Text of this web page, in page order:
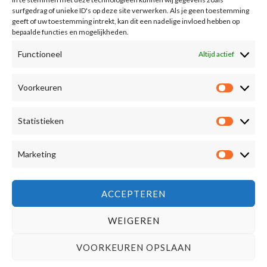
surfgedrag of unieke ID's op deze site verwerken. Als je geen toestemming
geeft of uw toestemming intrekt, kan dit een nadelige invloed hebben op
bepaalde functies en mogelijkheden.
Functioneel Altijd actief
Voorkeuren
Statistieken
Marketing
ACCEPTEREN
WEIGEREN
VOORKEUREN OPSLAAN
m
Algemene voorwaarden-Privacybeleid-Cookiebeleid
Contacteer Wulks